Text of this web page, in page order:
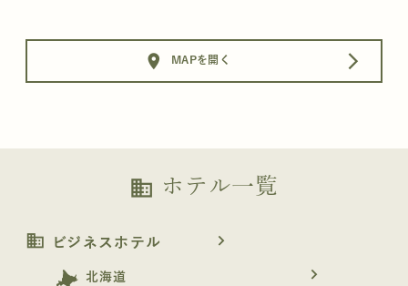
location_on MAPを開く arrow_forward_ios
business ホテル一覧
business ビジネスホテル navigate_next
北海道 navigate_next